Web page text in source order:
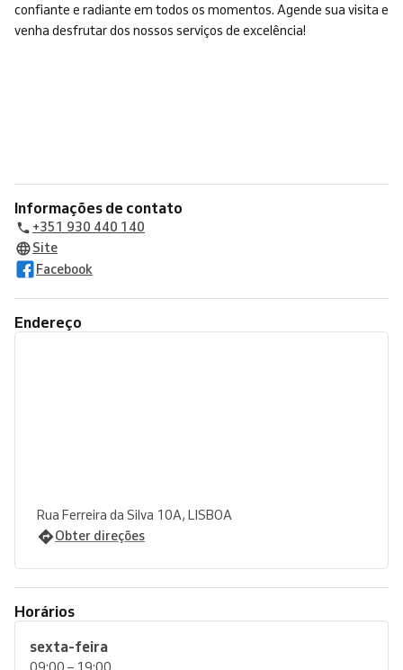
confiante e radiante em todos os momentos. Agende sua visita e
venha desfrutar dos nossos serviços de excelência!
Informações de contato
+351 930 440 140
Site
Facebook
Endereço
Rua Ferreira da Silva 10A, LISBOA
Obter direções
Horários
sexta-feira